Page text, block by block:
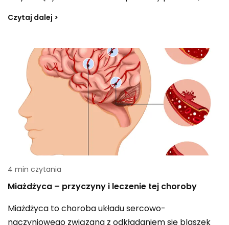
włącznie z samobójstwem. Jeśli zauważysz takie
pomocy u psychologa albo psychiatry i zachęcić
osobę w kryzysie do kontaktu ze specjalistą.
Czytaj dalej >
4 min czytania
Miażdżyca – przyczyny i leczenie tej choroby
Miażdżyca to choroba układu sercowo-
naczyniowego związana z odkładaniem się blaszek